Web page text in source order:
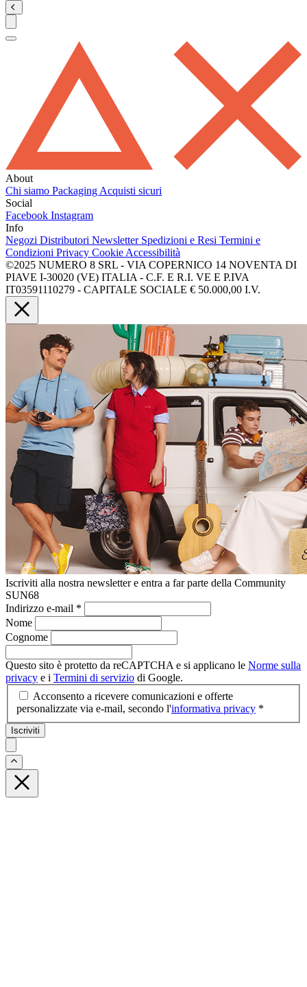
About
Chi siamo Packaging Acquisti sicuri
Social
Facebook Instagram
Info
Negozi Distributori Newsletter Spedizioni e Resi Termini e
Condizioni Privacy Cookie Accessibilità
©2025 NUMERO 8 SRL - VIA COPERNICO 14 NOVENTA DI
PIAVE I-30020 (VE) ITALIA - C.F. E R.I. VE E P.IVA
IT03591110279 - CAPITALE SOCIALE € 50.000,00 I.V.
Iscriviti alla nostra newsletter e entra a far parte della Community
SUN68
Indirizzo e-mail *
Nome
Cognome
Questo sito è protetto da reCAPTCHA e si applicano le Norme sulla
privacy e i Termini di servizio di Google.
Acconsento a ricevere comunicazioni e offerte
personalizzate via e-mail, secondo l'informativa privacy *
Iscriviti